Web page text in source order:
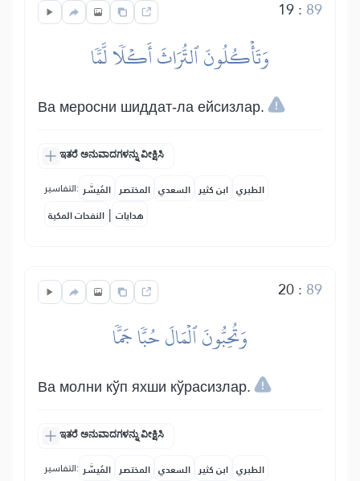
19: 89
وَتَأۡكُلُونَ ٱلتُّرَاثَ أَكۡلٗا لَّمّٗا
Ва меросни шиддат-ла ейсизлар.
ಇತರೆ ಅನುವಾದಗಳನ್ನು ವೀಕ್ಷಿಸಿ
التفاسير: المُيسَّر المختصر السعدي ابن كثير الطبري
النفحات المكية | هدايات
20: 89
وَتُحِبُّونَ ٱلۡمَالَ حُبّٗا جَمّٗا
Ва молни кўп яхши кўрасизлар.
ಇತರೆ ಅನುವಾದಗಳನ್ನು ವೀಕ್ಷಿಸಿ
التفاسير: المُيسَّر المختصر السعدي ابن كثير الطبري